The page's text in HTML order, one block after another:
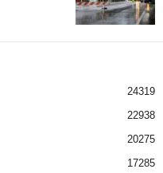
24319
22938
20275
17285